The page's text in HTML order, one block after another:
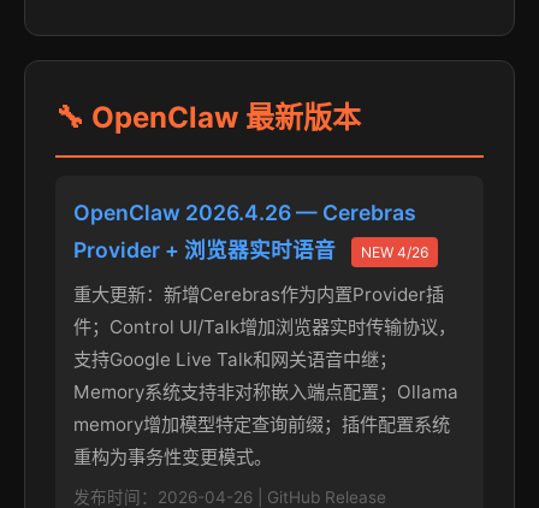
🔧 OpenClaw 最新版本
OpenClaw 2026.4.26 — Cerebras
Provider + 浏览器实时语音
NEW 4/26
重大更新：新增Cerebras作为内置Provider插
件；Control UI/Talk增加浏览器实时传输协议，
支持Google Live Talk和网关语音中继；
Memory系统支持非对称嵌入端点配置；Ollama
memory增加模型特定查询前缀；插件配置系统
重构为事务性变更模式。
发布时间：2026-04-26 | GitHub Release